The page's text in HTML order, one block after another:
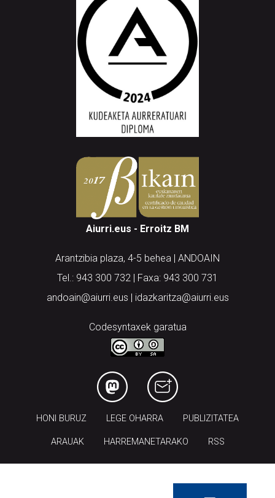
Aiurri.eus - Erroitz BM
Arantzibia plaza, 4-5 behea | ANDOAIN
Tel.: 943 300 732 | Faxa: 943 300 731
andoain@aiurri.eus | idazkaritza@aiurri.eus
Codesyntaxek garatua
HONI BURUZ LEGE OHARRA PUBLIZITATEA
ARAUAK HARREMANETARAKO RSS